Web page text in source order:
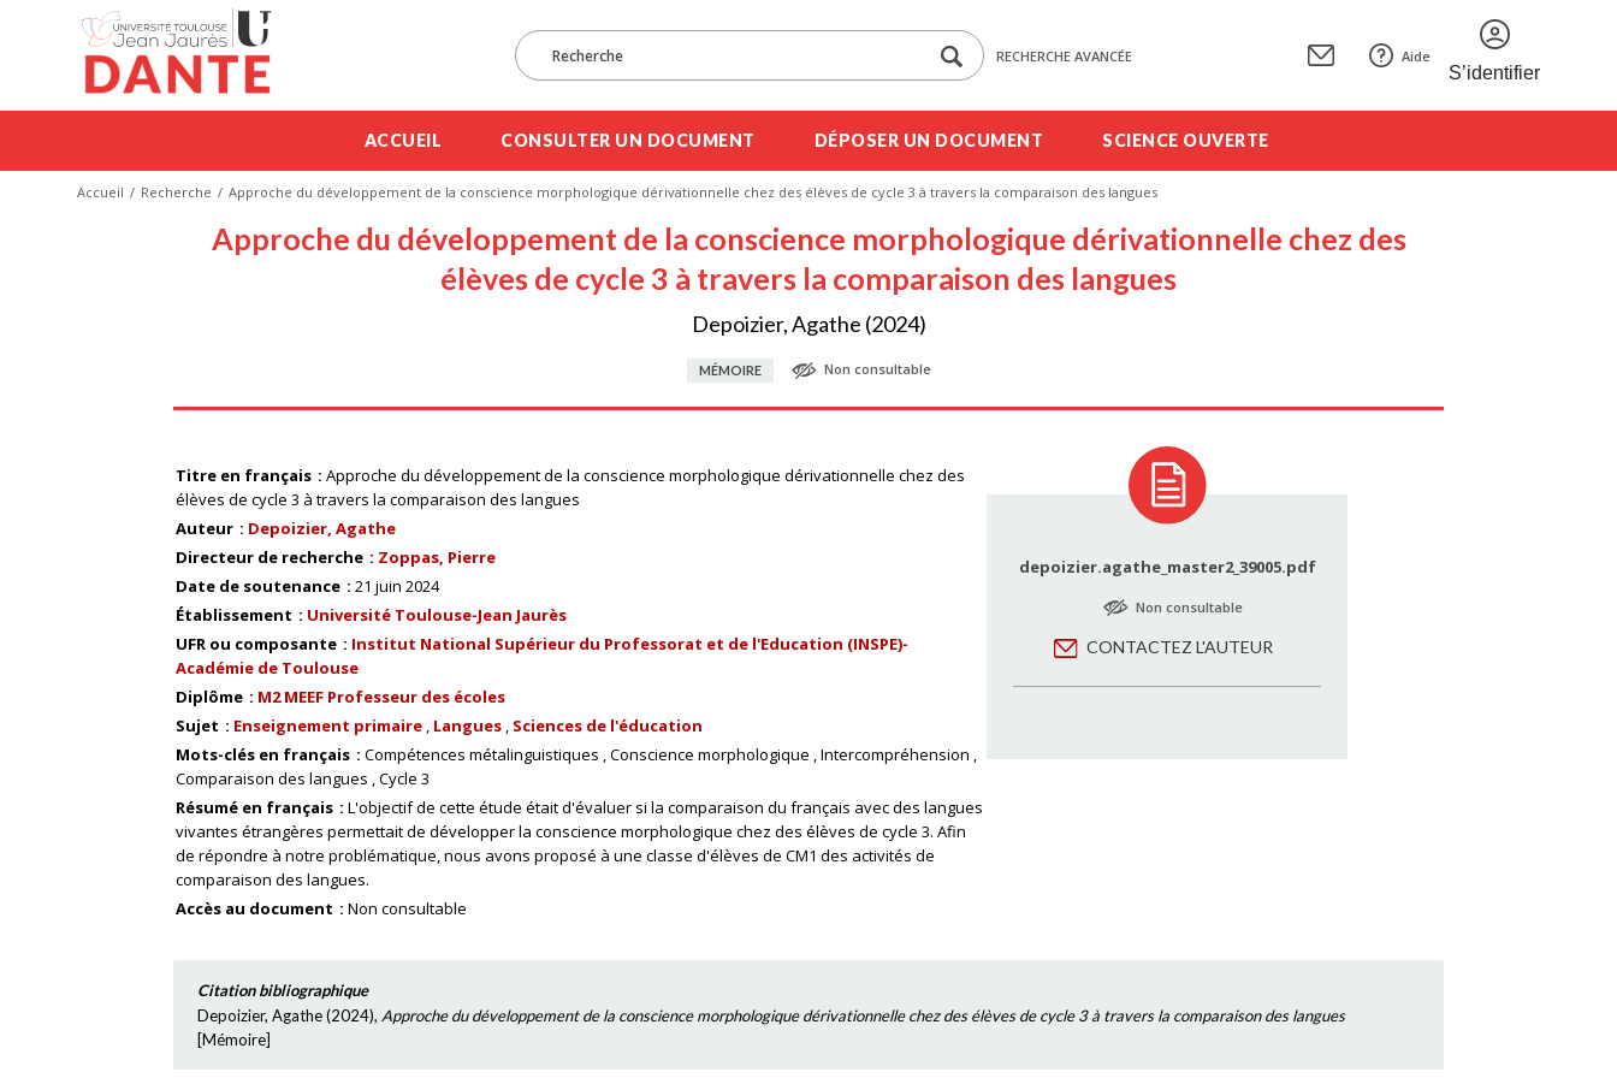
RECHERCHE AVANCÉE Aide
S’identifier
ACCUEIL CONSULTER UN DOCUMENT DÉPOSER UN DOCUMENT SCIENCE OUVERTE
Accueil Recherche Approche du développement de la conscience morphologique dérivationnelle chez des élèves de cycle 3 à travers la comparaison des langues
Approche du développement de la conscience morphologique dérivationnelle chez des
élèves de cycle 3 à travers la comparaison des langues
Depoizier, Agathe (2024)
MÉMOIRE Non consultable
Titre en français
Approche du développement de la conscience morphologique dérivationnelle chez des
élèves de cycle 3 à travers la comparaison des langues
Auteur
Depoizier, Agathe
Directeur de recherche
Zoppas, Pierre
Date de soutenance
21 juin 2024
Établissement
Université Toulouse-Jean Jaurès
UFR ou composante
Institut National Supérieur du Professorat et de l'Education (INSPE)-
Académie de Toulouse
Diplôme
M2 MEEF Professeur des écoles
Sujet
Enseignement primaire Langues Sciences de l'éducation
Mots-clés en français
Compétences métalinguistiques Conscience morphologique Intercompréhension
Comparaison des langues Cycle 3
Résumé en français
L'objectif de cette étude était d'évaluer si la comparaison du français avec des langues
vivantes étrangères permettait de développer la conscience morphologique chez des élèves de cycle 3. Afin
de répondre à notre problématique, nous avons proposé à une classe d'élèves de CM1 des activités de
comparaison des langues.
Accès au document
Non consultable
depoizier.agathe_master2_39005.pdf
Non consultable
CONTACTEZ L'AUTEUR
Citation bibliographique
Depoizier, Agathe(2024), Approche du développement de la conscience morphologique dérivationnelle chez des élèves de cycle 3 à travers la comparaison des langues
[Mémoire]